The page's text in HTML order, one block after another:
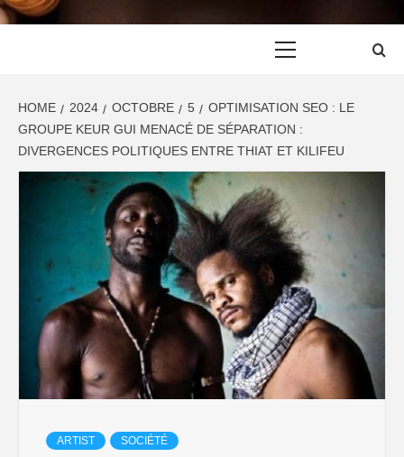
HOME 2024 OCTOBRE 5
OPTIMISATION SEO : LE
GROUPE KEUR GUI MENACÉ DE SÉPARATION :
DIVERGENCES POLITIQUES ENTRE THIAT ET KILIFEU
ARTIST SOCIÉTÉ